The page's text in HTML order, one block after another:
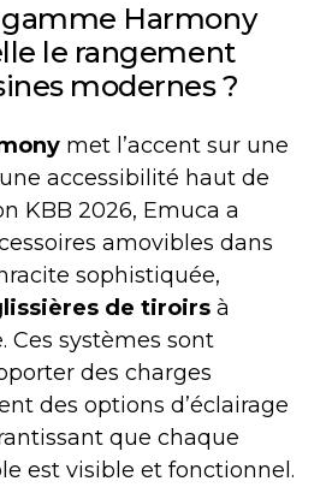
gamme Harmony
le rangement
modernes ?
met l’accent sur une
accessibilité haut de
KBB 2026, Emuca a
amovibles dans
sophistiquée,
de tiroirs à
Ces systèmes sont
des charges
des options d’éclairage
que chaque
est visible et fonctionnel.